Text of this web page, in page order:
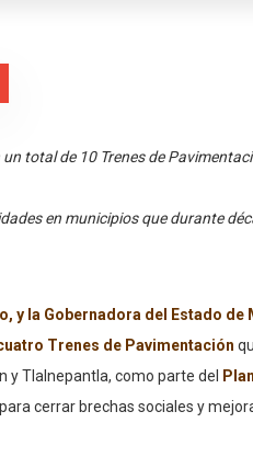
total de 10 Trenes de
en municipios que durante
y la Gobernadora del Estado de
Trenes de Pavimentación
y Tlalnepantla, como parte del
cerrar brechas sociales y